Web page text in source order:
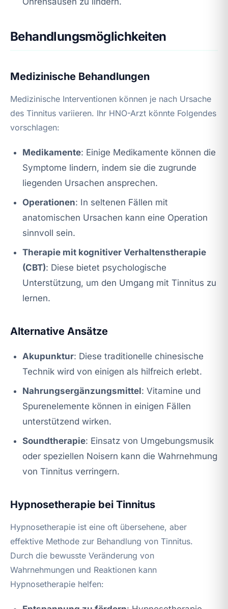
Behandlungsmöglichkeiten
Medizinische Behandlungen
Medizinische Interventionen können je nach Ursache
des Tinnitus variieren. Ihr HNO-Arzt könnte Folgendes
vorschlagen:
Medikamente: Einige Medikamente können die
Symptome lindern, indem sie die zugrunde
liegenden Ursachen ansprechen.
Operationen: In seltenen Fällen mit
anatomischen Ursachen kann eine Operation
sinnvoll sein.
Therapie mit kognitiver Verhaltenstherapie
(CBT): Diese bietet psychologische
Unterstützung, um den Umgang mit Tinnitus zu
lernen.
Alternative Ansätze
Akupunktur: Diese traditionelle chinesische
Technik wird von einigen als hilfreich erlebt.
Nahrungsergänzungsmittel: Vitamine und
Spurenelemente können in einigen Fällen
unterstützend wirken.
Soundtherapie: Einsatz von Umgebungsmusik
oder speziellen Noisern kann die Wahrnehmung
von Tinnitus verringern.
Hypnosetherapie bei Tinnitus
Hypnosetherapie ist eine oft übersehene, aber
effektive Methode zur Behandlung von Tinnitus.
Durch die bewusste Veränderung von
Wahrnehmungen und Reaktionen kann
Hypnosetherapie helfen: